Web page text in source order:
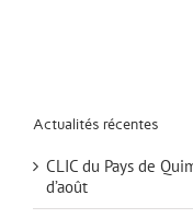
Actualités récentes
CLIC du Pays de
d’août